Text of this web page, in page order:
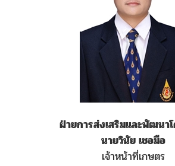
ฝ่ายการส่งเสริมและพัฒนา
นายวินัย เชอมือ
เจ้าหน้าที่เกษตร